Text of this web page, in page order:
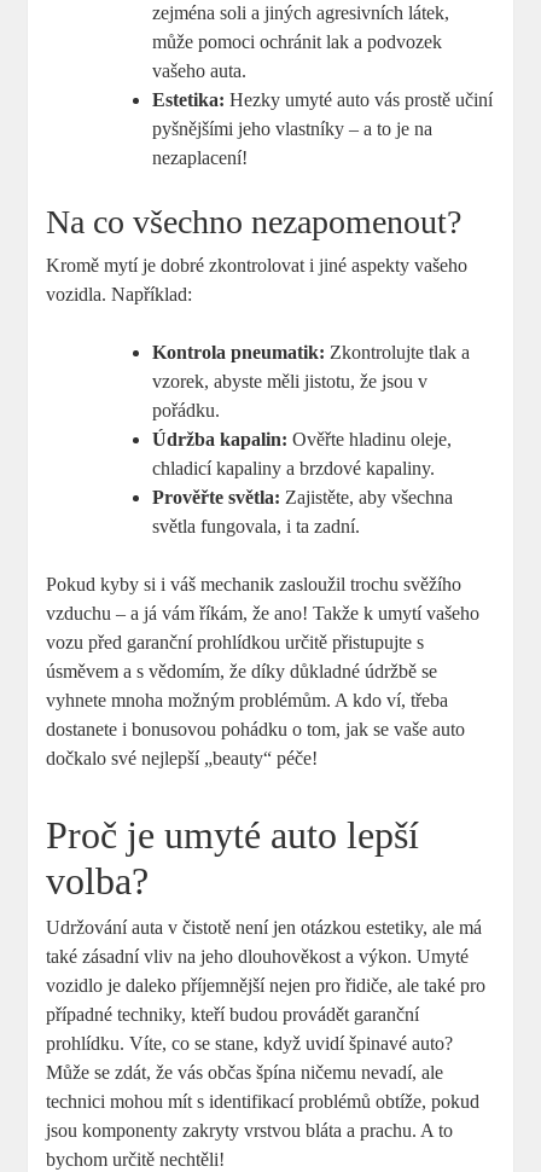
zejména soli a jiných agresivních látek,
může pomoci ochránit lak a podvozek
vašeho auta.
Estetika: Hezky umyté auto vás prostě učiní
pyšnějšími jeho vlastníky – a to je na
nezaplacení!
Na co všechno nezapomenout?
Kromě mytí je dobré zkontrolovat i jiné aspekty vašeho
vozidla. Například:
Kontrola pneumatik: Zkontrolujte tlak a
vzorek, abyste měli jistotu, že jsou v
pořádku.
Údržba kapalin: Ověřte hladinu oleje,
chladicí kapaliny a brzdové kapaliny.
Prověřte světla: Zajistěte, aby všechna
světla fungovala, i ta zadní.
Pokud kyby si i váš mechanik zasloužil trochu svěžího
vzduchu – a já vám říkám, že ano! Takže k umytí vašeho
vozu před garanční prohlídkou určitě přistupujte s
úsměvem a s vědomím, že díky důkladné údržbě se
vyhnete mnoha možným problémům. A kdo ví, třeba
dostanete i bonusovou pohádku o tom, jak se vaše auto
dočkalo své nejlepší „beauty“ péče!
Proč je umyté auto lepší
volba?
Udržování auta v čistotě není jen otázkou estetiky, ale má
také zásadní vliv na jeho dlouhověkost a výkon. Umyté
vozidlo je daleko příjemnější nejen pro řidiče, ale také pro
případné techniky, kteří budou provádět garanční
prohlídku. Víte, co se stane, když uvidí špinavé auto?
Může se zdát, že vás občas špína ničemu nevadí, ale
technici mohou mít s identifikací problémů obtíže, pokud
jsou komponenty zakryty vrstvou bláta a prachu. A to
bychom určitě nechtěli!